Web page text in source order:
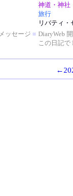
神道・神社
旅行
リバティ
メッセージ ■ DiaryWeb
この日記